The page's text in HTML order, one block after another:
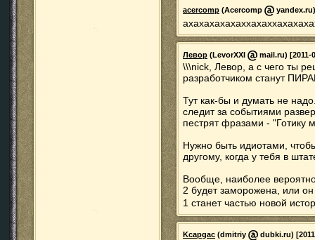
acercomp (Acercomp
Левор (LevorXXI mail.ru) [2011-
\\\nick, Левор, а с чего ты
разработчиком станут
Тут как-бы и думать не
следит за событиями
пестрят фразами - "Готику
Нужно быть идиотами,
другому, когда у тебя в
Вообще, наиболее
2 будет заморожена, или
1 станет частью новой
Kcapgac (dmitriy dubki.ru)